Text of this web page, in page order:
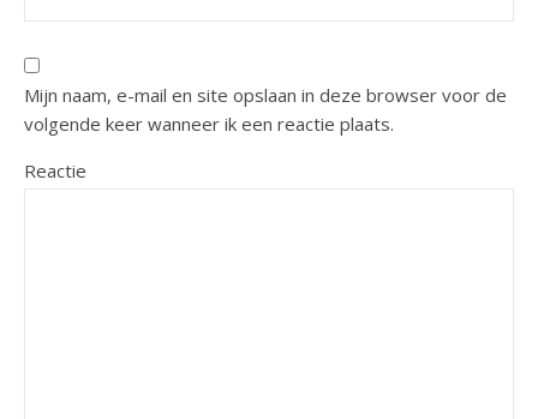
Mijn naam, e-mail en site opslaan in deze browser voor de
volgende keer wanneer ik een reactie plaats.
Reactie